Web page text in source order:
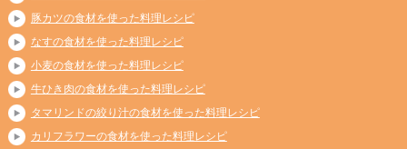
豚カツの食材を使った料理レシピ
なすの食材を使った料理レシピ
小麦の食材を使った料理レシピ
牛ひき肉の食材を使った料理レシピ
タマリンドの絞り汁の食材を使った料理レシピ
カリフラワーの食材を使った料理レシピ